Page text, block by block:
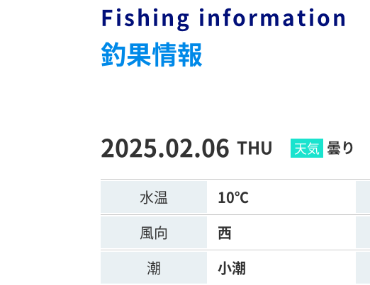
Fishing information
釣果情報
2025.02.06 THU 曇り
水温 10℃
風向
西
潮
小潮